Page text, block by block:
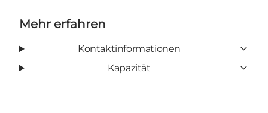
Mehr erfahren
Kontaktinformationen
Kapazität